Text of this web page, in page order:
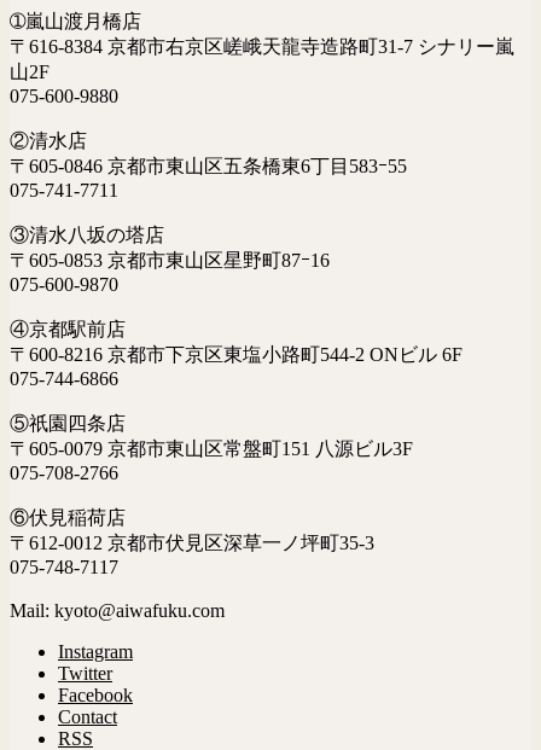
➀嵐山渡月橋店
〒616-8384 京都市右京区嵯峨天龍寺造路町31-7 シナリー嵐
山2F
075-600-9880
②清水店
〒605-0846 京都市東山区五条橋東6丁目583ｰ55
075-741-7711
③清水八坂の塔店
〒605-0853 京都市東山区星野町87ｰ16
075-600-9870
④京都駅前店
〒600-8216 京都市下京区東塩小路町544-2 ONビル 6F
075-744-6866
⑤祇園四条店
〒605-0079 京都市東山区常盤町151 八源ビル3F
075-708-2766
⑥伏見稲荷店
〒612-0012 京都市伏見区深草一ノ坪町35-3
075-748-7117
Mail: kyoto@aiwafuku.com
Instagram
Twitter
Facebook
Contact
RSS